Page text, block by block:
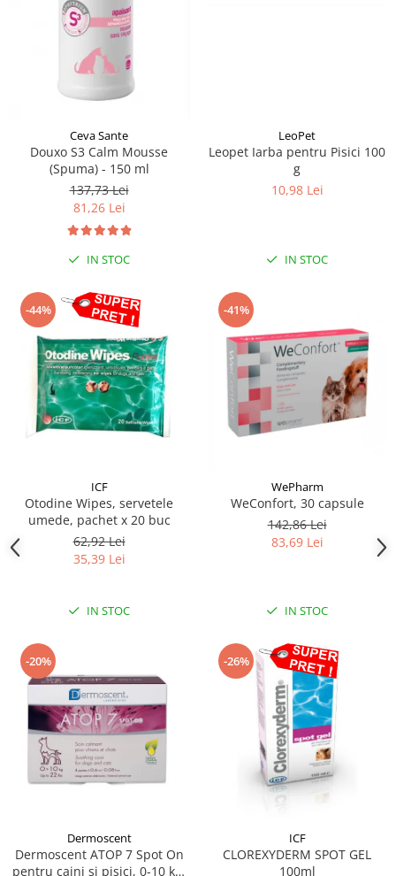
Ceva Sante
Douxo S3 Calm Mousse
(Spuma) - 150 ml
137,73 Lei
81,26 Lei
IN STOC
LeoPet
Leopet Iarba pentru Pisici 100
g
10,98 Lei
IN STOC
-44%
ICF
Otodine Wipes, servetele
umede, pachet x 20 buc
62,92 Lei
35,39 Lei
IN STOC
-41%
WePharm
WeConfort, 30 capsule
142,86 Lei
83,69 Lei
IN STOC
-20%
Dermoscent
Dermoscent ATOP 7 Spot On
pentru caini si pisici, 0-10 kg,
-26%
ICF
CLOREXYDERM SPOT GEL
100ml